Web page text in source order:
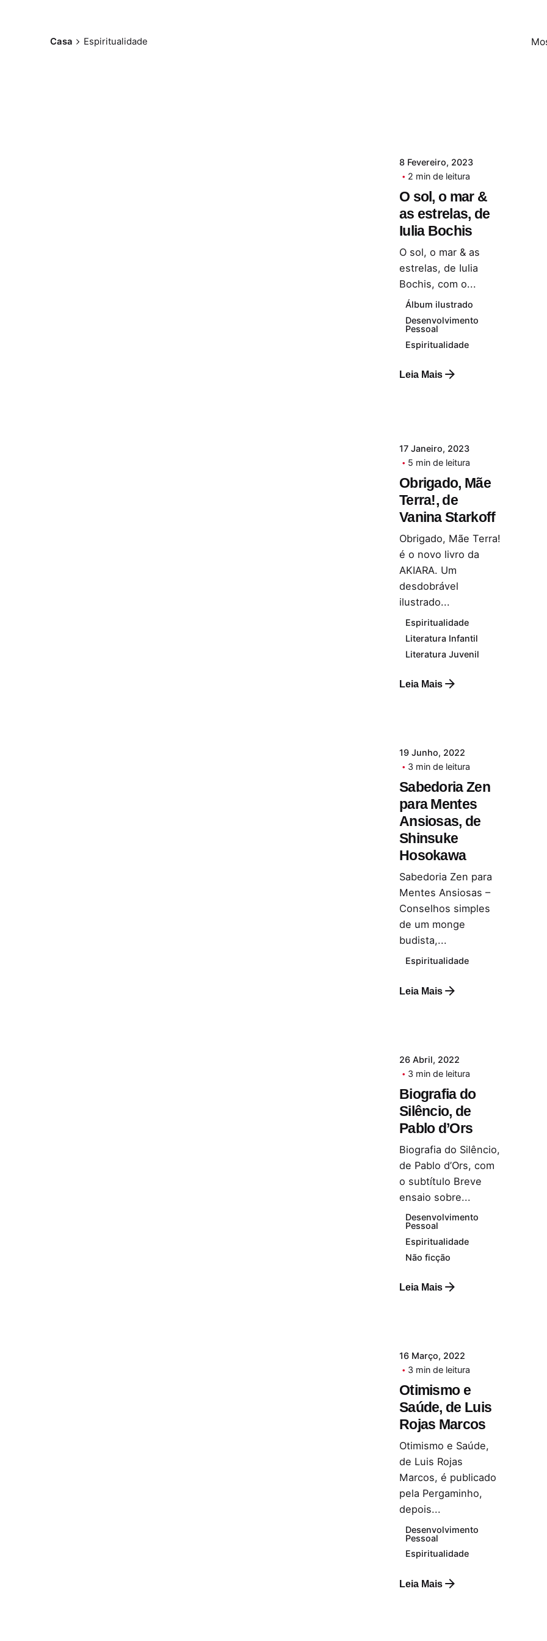
Casa Espiritualidade
8 Fevereiro, 2023
2 min de leitura
O sol, o mar &
as estrelas, de
Iulia Bochis
O sol, o mar & as
estrelas, de Iulia
Bochis, com o...
Álbum ilustrado
Desenvolvimento
Pessoal
Espiritualidade
Leia Mais
17 Janeiro, 2023
5 min de leitura
Obrigado, Mãe
Terra!, de
Vanina Starkoff
Obrigado, Mãe Terra!
é o novo livro da
AKIARA. Um
desdobrável
ilustrado...
Espiritualidade
Literatura Infantil
Literatura Juvenil
Leia Mais
19 Junho, 2022
3 min de leitura
Sabedoria Zen
para Mentes
Ansiosas, de
Shinsuke
Hosokawa
Sabedoria Zen para
Mentes Ansiosas –
Conselhos simples
de um monge
budista,...
Espiritualidade
Leia Mais
26 Abril, 2022
3 min de leitura
Biografia do
Silêncio, de
Pablo d’Ors
Biografia do Silêncio,
de Pablo d’Ors, com
o subtítulo Breve
ensaio sobre...
Desenvolvimento
Pessoal
Espiritualidade
Não ficção
Leia Mais
16 Março, 2022
3 min de leitura
Otimismo e
Saúde, de Luis
Rojas Marcos
Otimismo e Saúde,
de Luis Rojas
Marcos, é publicado
pela Pergaminho,
depois...
Desenvolvimento
Pessoal
Espiritualidade
Leia Mais